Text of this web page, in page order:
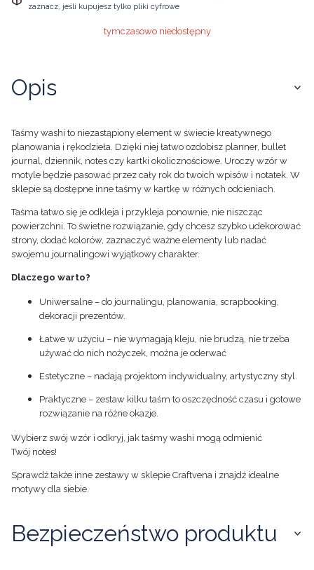
zaznacz, jeśli kupujesz tylko pliki cyfrowe
tymczasowo niedostępny
Opis
Taśmy washi to niezastąpiony element w świecie kreatywnego
planowania i rękodzieła. Dzięki niej łatwo ozdobisz planner, bullet
journal, dziennik, notes czy kartki okolicznościowe. Uroczy wzór w
motyle będzie pasować przez cały rok do twoich wpisów i notatek. W
sklepie są dostępne inne taśmy w kartkę w różnych odcieniach.
Taśma łatwo się je odkleja i przykleja ponownie, nie niszcząc
powierzchni. To świetne rozwiązanie, gdy chcesz szybko udekorować
strony, dodać kolorów, zaznaczyć ważne elementy lub nadać
swojemu journalingowi wyjątkowy charakter.
Dlaczego warto?
Uniwersalne – do journalingu, planowania, scrapbooking,
dekoracji prezentów.
Łatwe w użyciu – nie wymagają kleju, nie brudzą, nie trzeba
używać do nich nożyczek, można je oderwać
Estetyczne – nadają projektom indywidualny, artystyczny styl.
Praktyczne – zestaw kilku taśm to oszczędność czasu i gotowe
rozwiązanie na różne okazje.
Wybierz swój wzór i odkryj, jak taśmy washi mogą odmienić
Twój notes!
Sprawdź także inne zestawy w sklepie Craftvena i znajdź idealne
motywy dla siebie.
Bezpieczeństwo produktu